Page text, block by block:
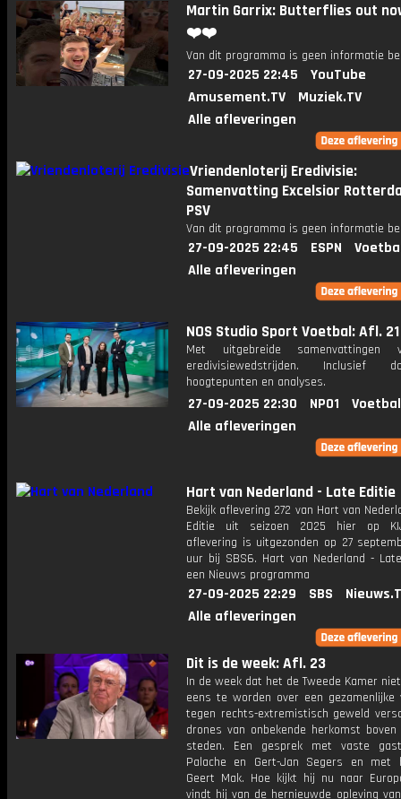
Martin Garrix: Butterflies out
❤️❤️
Van dit programma is geen informatie
27-09-2025 22:45
YouTube
Amusement.TV
Muziek.TV
Alle afleveringen
Vriendenloterij Eredivisie:
Samenvatting Excelsior
PSV
Van dit programma is geen informatie
27-09-2025 22:45 ESPN
Alle afleveringen
NOS Studio Sport Voetbal: Afl. 21
Met uitgebreide samenvattingen
eredivisiewedstrijden. Inclusief
hoogtepunten en analyses.
27-09-2025 22:30 NPO1
Alle afleveringen
Hart van Nederland - Late Editie
Bekijk aflevering 272 van Hart van
Editie uit seizoen 2025 hier op
aflevering is uitgezonden op 27
uur bij SBS6. Hart van Nederland -
een Nieuws programma
27-09-2025 22:29 SBS
Alle afleveringen
Dit is de week: Afl. 23
In de week dat het de Tweede Kamer
eens te worden over een gezamenlijke
tegen rechts-extremistisch geweld
drones van onbekende herkomst boven
steden. Een gesprek met vaste
Palache en Gert-Jan Segers en met
Geert Mak. Hoe kijkt hij nu naar
vindt hij van de hernieuwde opleving